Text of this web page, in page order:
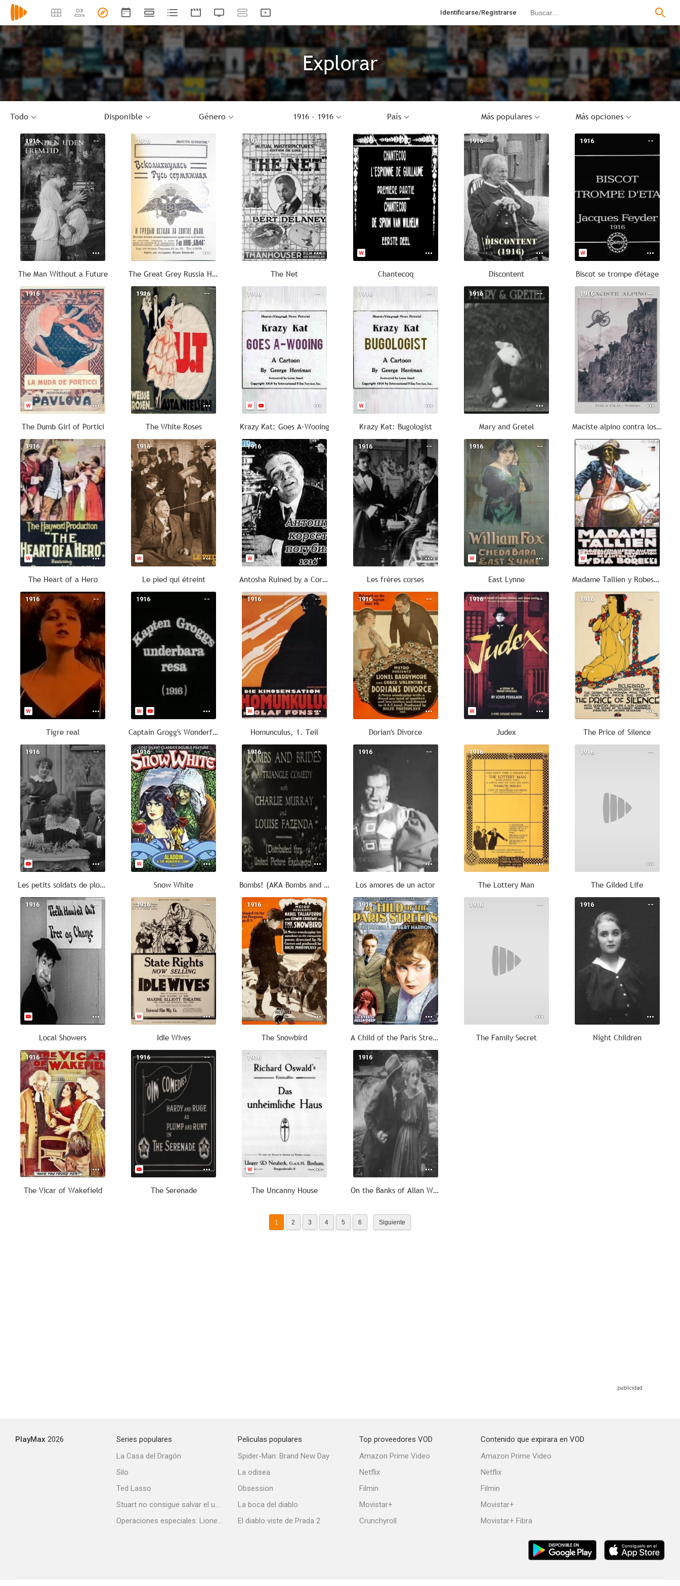
Identificarse/Registrarse
Explorar
Todo Disponible Género 1916 - 1916 País Más populares Más opciones
--
1916
The Man Without a Future
--
1916
The Great Grey Russia Has Awoken and Stood Up For the Holy Cause
--
1916
The Net
--
1916
Chantecoq
--
1916
Discontent
--
1916
Biscot se trompe d'étage
--
1916
The Dumb Girl of Portici
--
1916
The White Roses
--
1916
Krazy Kat: Goes A-Wooing
--
1916
Krazy Kat: Bugologist
--
1916
Mary and Gretel
--
1916
Maciste alpino contra los austriacos
--
1916
The Heart of a Hero
--
1916
Le pied qui étreint
--
1916
Antosha Ruined by a Corset
--
1916
Les frères corses
--
1916
East Lynne
--
1916
Madame Tallien y Robespierre
--
1916
Tigre real
--
1916
Captain Grogg's Wonderful Journey
--
1916
Homunculus, 1. Teil
--
1916
Dorian's Divorce
--
1916
Judex
--
1916
The Price of Silence
--
1916
Les petits soldats de plomb
--
1916
Snow White
--
1916
Bombs! (AKA Bombs and Brides)
--
1916
Los amores de un actor
--
1916
The Lottery Man
--
1916
The Gilded Life
--
1916
Local Showers
--
1916
Idle Wives
--
1916
The Snowbird
--
1916
A Child of the Paris Streets
--
1916
The Family Secret
--
1916
Night Children
--
1916
The Vicar of Wakefield
--
1916
The Serenade
--
1916
The Uncanny House
--
1916
On the Banks of Allan Water
1 2 3 4 5 6 Siguiente
PlayMax 2026
Series populares
La Casa del Dragón
Silo
Ted Lasso
Stuart no consigue salvar el universo
Operaciones especiales: Lioness
Peliculas populares
Spider-Man: Brand New Day
La odisea
Obsession
La boca del diablo
El diablo viste de Prada 2
Top proveedores VOD
Amazon Prime Video
Netflix
Filmin
Movistar+
Crunchyroll
Contenido que expirara en VOD
Amazon Prime Video
Netflix
Filmin
Movistar+
Movistar+ Fibra